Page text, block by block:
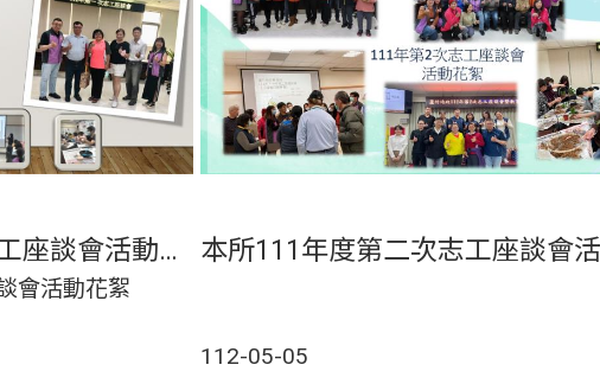
本所112年度第一次志工座談會活動花絮
會活動花絮
112-05-05